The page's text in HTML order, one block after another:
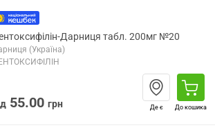
Дарниця табл. 200мг №20
(Україна)
55.00 грн Де є До кошика